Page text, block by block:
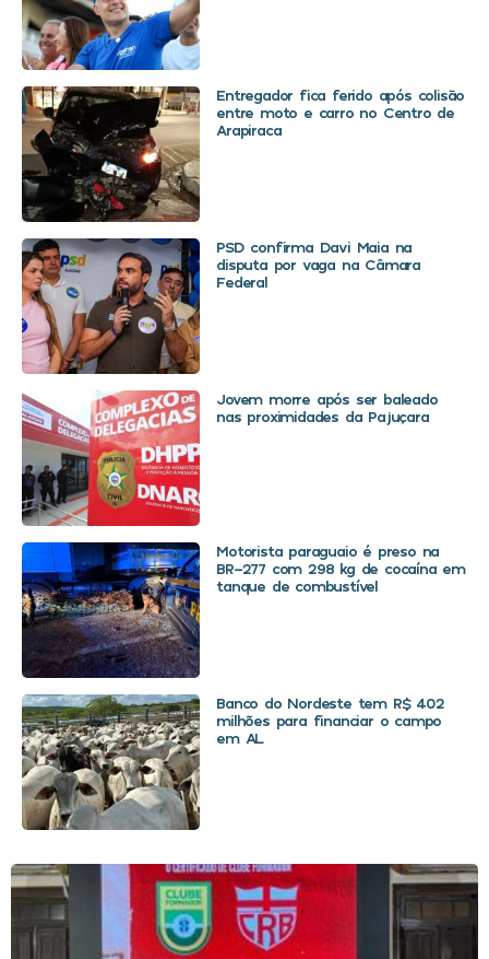
Entregador fica ferido após colisão
entre moto e carro no Centro de
Arapiraca
PSD confirma Davi Maia na
disputa por vaga na Câmara
Federal
Jovem morre após ser baleado
nas proximidades da Pajuçara
Motorista paraguaio é preso na
BR-277 com 298 kg de cocaína em
tanque de combustível
Banco do Nordeste tem R$ 402
milhões para financiar o campo
em AL